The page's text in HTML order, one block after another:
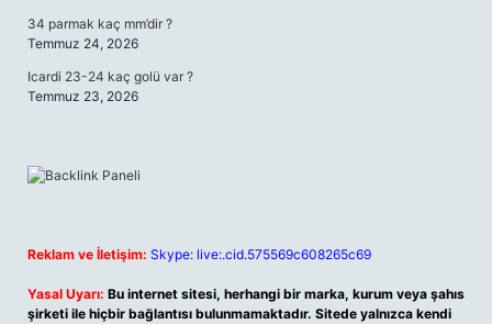
34 parmak kaç mm’dir ?
Temmuz 24, 2026
Icardi 23-24 kaç golü var ?
Temmuz 23, 2026
Reklam ve İletişim: Skype: live:.cid.575569c608265c69
Yasal Uyarı: Bu internet sitesi, herhangi bir marka, kurum veya şahıs
şirketi ile hiçbir bağlantısı bulunmamaktadır. Sitede yalnızca kendi